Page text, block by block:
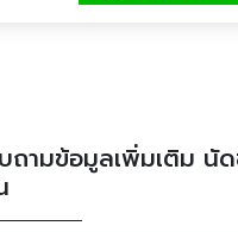
ถามข้อมูลเพิ่มเติม นั